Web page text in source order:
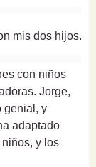
mis dos hijos.
con niños
Jorge,
genial, y
adaptado
y los